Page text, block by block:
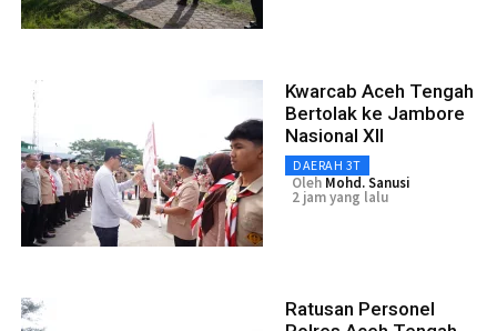
Kwarcab Aceh Tengah
Bertolak ke Jambore
Nasional XII
DAERAH 3T
Oleh Mohd. Sanusi
2 jam yang lalu
Ratusan Personel